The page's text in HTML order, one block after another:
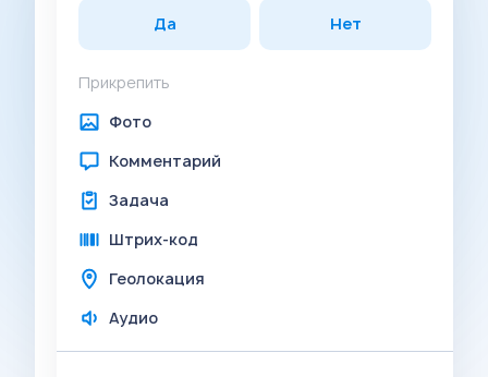
Да Нет
Прикрепить
Фото
Комментарий
Задача
Штрих-код
Геолокация
Аудио